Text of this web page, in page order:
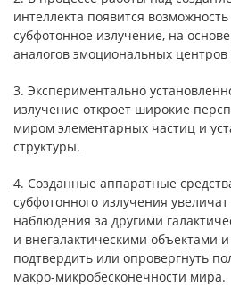
интеллекта появится
субфотонное излучение, на
аналогов эмоциональных центров
3. Экспериментально
излучение откроет широкие
миром элементарных частиц и
структуры.
4. Созданные аппаратные
субфотонного излучения
наблюдения за другими
и внегалактическими объектами
подтвердить или опровергнуть
макро-микробесконечности мира.